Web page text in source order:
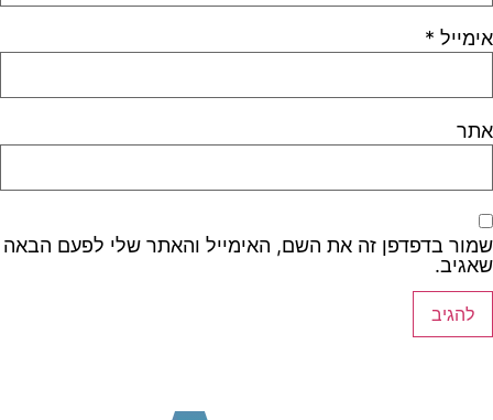
אימייל *
אתר
שמור בדפדפן זה את השם, האימייל והאתר שלי לפעם הבאה
שאגיב.